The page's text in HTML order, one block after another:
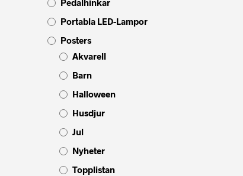
Pedalhinkar
Portabla LED-Lampor
Posters
Akvarell
Barn
Halloween
Husdjur
Jul
Nyheter
Topplistan